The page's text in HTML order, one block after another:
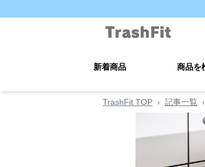
新着商品 商品を
TrashFit TOP › 記事一覧 ›